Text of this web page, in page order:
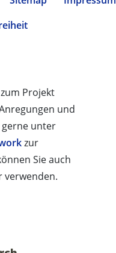
Projekt
und
unter
zur
Sie auch
verwenden.